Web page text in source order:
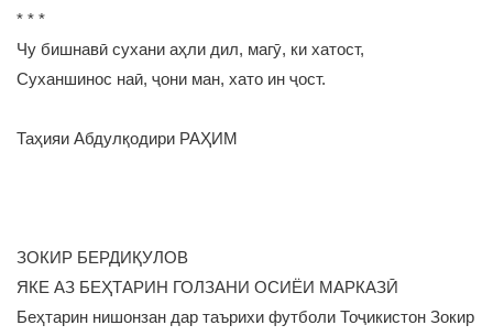
* * *
Чу бишнавӣ сухани аҳли дил, магӯ, ки хатост,
Суханшинос наӣ, ҷони ман, хато ин ҷост.
Таҳияи Абдулқодири РАҲИМ
ЗОКИР БЕРДИҚУЛОВ
ЯКЕ АЗ БЕҲТАРИН ГОЛЗАНИ ОСИЁИ МАРКАЗӢ
Беҳтарин нишонзан дар таърихи футболи Тоҷикистон Зокир